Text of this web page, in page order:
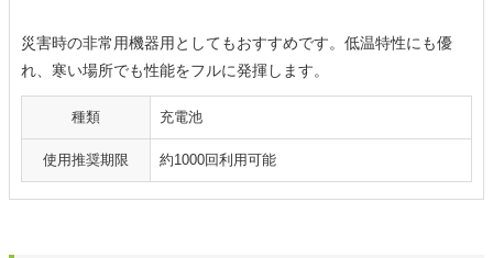
災害時の非常用機器用としてもおすすめです。低温特性にも優
れ、寒い場所でも性能をフルに発揮します。
種類 充電池
使用推奨期限 約1000回利用可能